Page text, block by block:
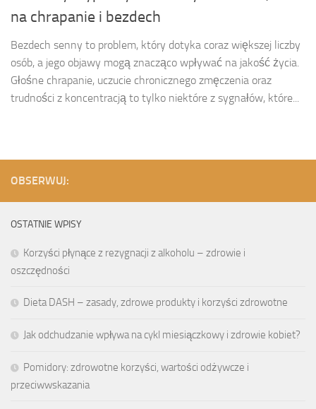
na chrapanie i bezdech
Bezdech senny to problem, który dotyka coraz większej liczby
osób, a jego objawy mogą znacząco wpływać na jakość życia.
Głośne chrapanie, uczucie chronicznego zmęczenia oraz
trudności z koncentracją to tylko niektóre z sygnałów, które...
OBSERWUJ:
OSTATNIE WPISY
Korzyści płynące z rezygnacji z alkoholu – zdrowie i
oszczędności
Dieta DASH – zasady, zdrowe produkty i korzyści zdrowotne
Jak odchudzanie wpływa na cykl miesiączkowy i zdrowie kobiet?
Pomidory: zdrowotne korzyści, wartości odżywcze i
przeciwwskazania